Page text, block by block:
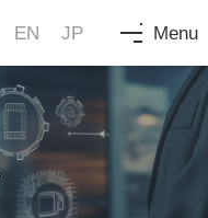
EN JP Menu